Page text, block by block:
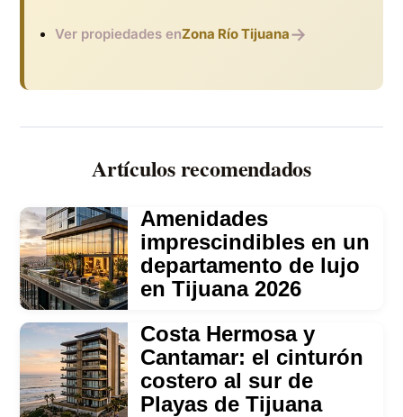
Ver propiedades enZona Río Tijuana→
Artículos recomendados
Amenidades
imprescindibles en un
departamento de lujo
en Tijuana 2026
Costa Hermosa y
Cantamar: el cinturón
costero al sur de
Playas de Tijuana